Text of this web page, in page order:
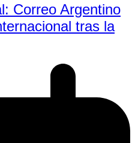
Correo Argentino
tras la